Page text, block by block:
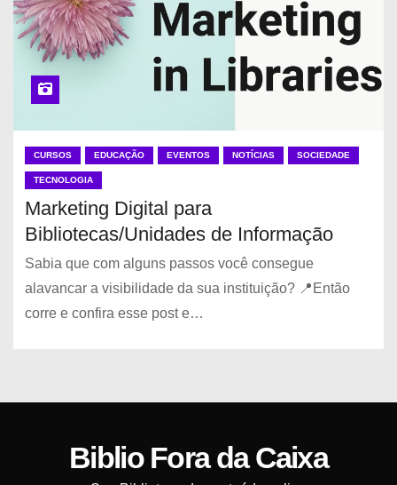
CURSOS EDUCAÇÃO EVENTOS NOTÍCIAS SOCIEDADE
TECNOLOGIA
Marketing Digital para
Bibliotecas/Unidades de Informação
Sabia que com alguns passos você consegue
alavancar a visibilidade da sua instituição? 📍Então
corre e confira esse post e…
Biblio Fora da Caixa